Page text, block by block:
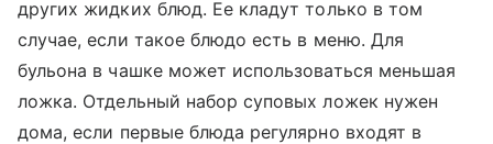
других жидких блюд. Ее кладут только в том
случае, если такое блюдо есть в меню. Для
бульона в чашке может использоваться меньшая
ложка. Отдельный набор суповых ложек нужен
дома, если первые блюда регулярно входят в